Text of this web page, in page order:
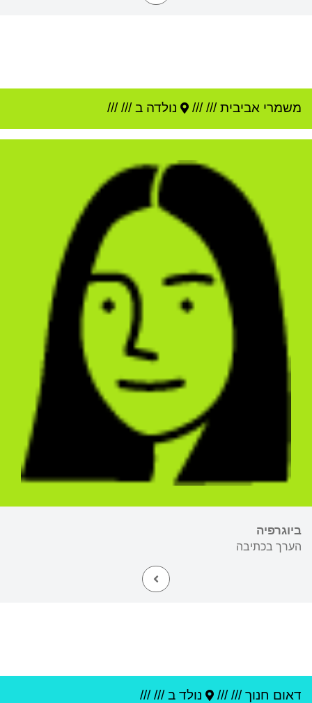
משמרי אביבית///
/// נולדה ב //////
ביוגרפיה
הערך בכתיבה
דאום חנוך///
/// נולד ב //////